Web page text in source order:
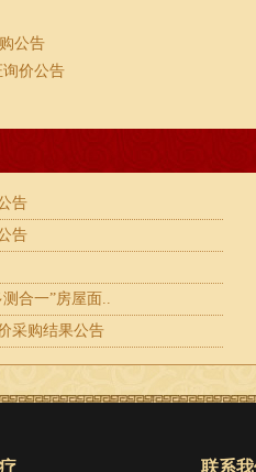
公告
价公告
告
告
合一”房屋面..
采购结果公告
联系我